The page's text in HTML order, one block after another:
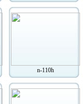
n-110h